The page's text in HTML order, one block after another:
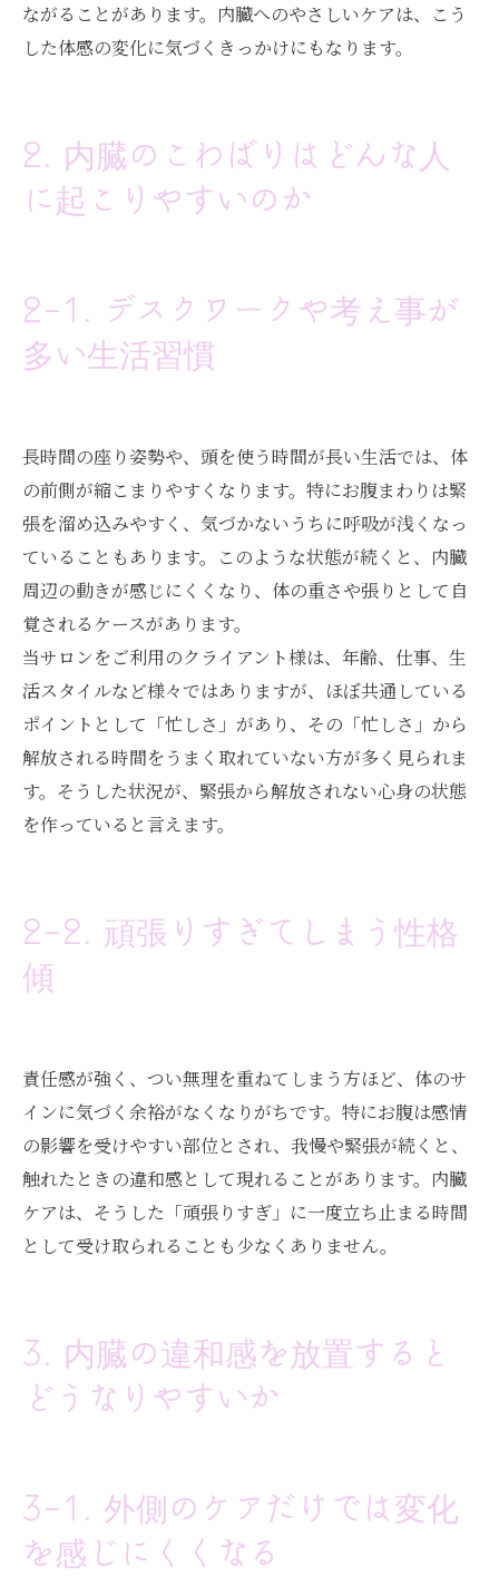
ながることがあります。内臓へのやさしいケアは、こう
した体感の変化に気づくきっかけにもなります。
2. 内臓のこわばりはどんな人
に起こりやすいのか
2-1. デスクワークや考え事が
多い生活習慣
長時間の座り姿勢や、頭を使う時間が長い生活では、体
の前側が縮こまりやすくなります。特にお腹まわりは緊
張を溜め込みやすく、気づかないうちに呼吸が浅くなっ
ていることもあります。このような状態が続くと、内臓
周辺の動きが感じにくくなり、体の重さや張りとして自
覚されるケースがあります。
当サロンをご利用のクライアント様は、年齢、仕事、生
活スタイルなど様々ではありますが、ほぼ共通している
ポイントとして「忙しさ」があり、その「忙しさ」から
解放される時間をうまく取れていない方が多く見られま
す。そうした状況が、緊張から解放されない心身の状態
を作っていると言えます。
2-2. 頑張りすぎてしまう性格
傾
責任感が強く、つい無理を重ねてしまう方ほど、体のサ
インに気づく余裕がなくなりがちです。特にお腹は感情
の影響を受けやすい部位とされ、我慢や緊張が続くと、
触れたときの違和感として現れることがあります。内臓
ケアは、そうした「頑張りすぎ」に一度立ち止まる時間
として受け取られることも少なくありません。
3. 内臓の違和感を放置すると
どうなりやすいか
3-1. 外側のケアだけでは変化
を感じにくくなる